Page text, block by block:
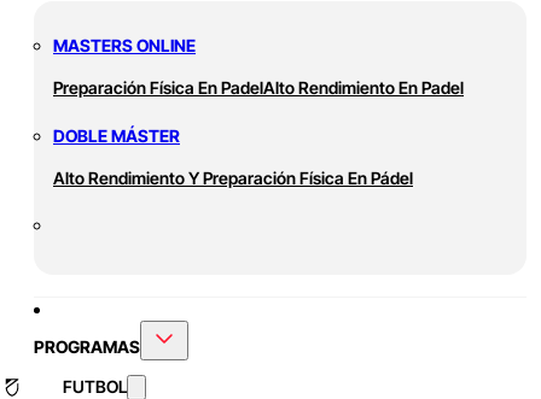
MASTERS ONLINE
Preparación Física En PadelAlto Rendimiento En Padel
DOBLE MÁSTER
Alto Rendimiento Y Preparación Física En Pádel
PROGRAMAS
FUTBOL